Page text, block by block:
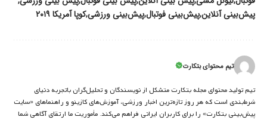
پیش‌بینی آنلاینپیش‌بینی فوتبالپیش‌بینی ورزشیکوپا آمریکا ۲۰۱۹
تیم محتوای بتکارت
تیم تولید محتوای مجله بتکارت متشکل از نویسندگان و تحلیل‌گران باتجربه دنیای
شرط‌بندی است که هر روز تازه‌ترین اخبار ورزشی، آموزش‌های کازینو و راهنماهای «سایت
پیش‌بینی بتکارت» را برای کاربران ایرانی فراهم می‌کند. مأموریت ما ارتقای آگاهی شما